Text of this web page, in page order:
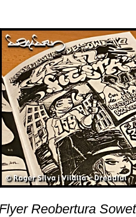
Flyer Reobertura